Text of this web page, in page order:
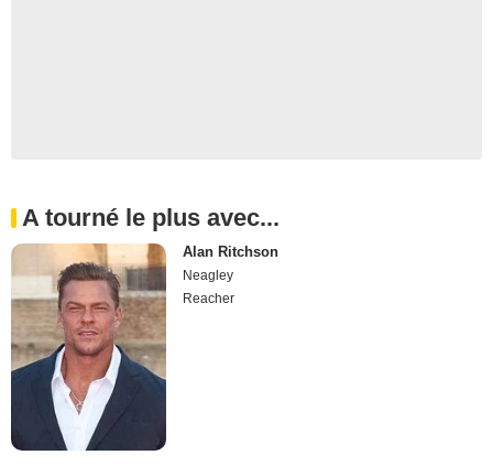
A tourné le plus avec...
Alan Ritchson
Neagley
Reacher